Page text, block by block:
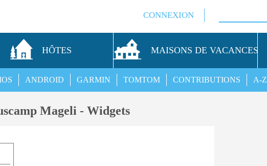
CONNEXION
HÔTES MAISONS DE VACANCES
A-Z
CONTRIBUTIONS
TOMTOM
GARMIN
ANDROID
Mageli - Widgets